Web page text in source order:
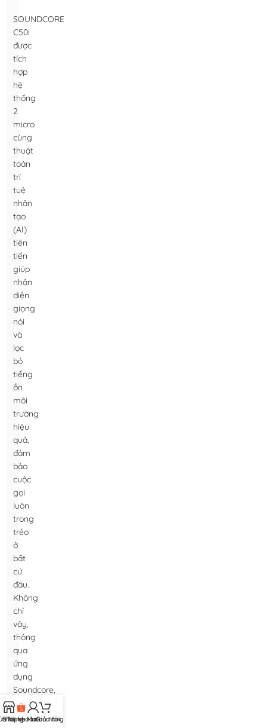
SOUNDCORE
C50i
được
tích
hợp
hệ
thống
2
micro
cùng
thuật
toán
trí
tuệ
nhân
tạo
(AI)
tiên
tiến
giúp
nhận
diện
giọng
nói
và
lọc
bỏ
tiếng
ồn
môi
trường
hiệu
quả,
đảm
bảo
cuộc
gọi
luôn
trong
trẻo
ở
bất
cứ
đâu.
Không
chỉ
vậy,
thông
qua
ứng
dụng
Soundcore,
chiếc
tai
hàng
Shopee Mall
Tài khoản của tôi
Giỏ hàng